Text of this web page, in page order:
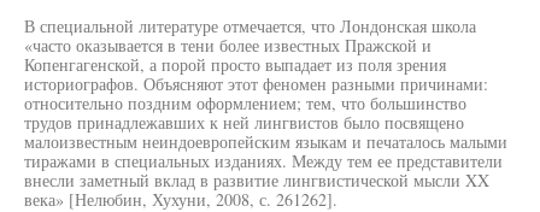
В специальной литературе отмечается, что Лондонская школа
«часто оказывается в тени более известных Пражской и
Копенгагенской, а порой просто выпадает из поля зрения
историографов. Объясняют этот феномен разными причинами:
относительно поздним оформлением; тем, что большинство
трудов принадлежавших к ней лингвистов было посвящено
малоизвестным неиндоевропейским языкам и печаталось малыми
тиражами в специальных изданиях. Между тем ее представители
внесли заметный вклад в развитие лингвистической мысли XX
века» [Нелюбин, Хухуни, 2008, с. 261262].